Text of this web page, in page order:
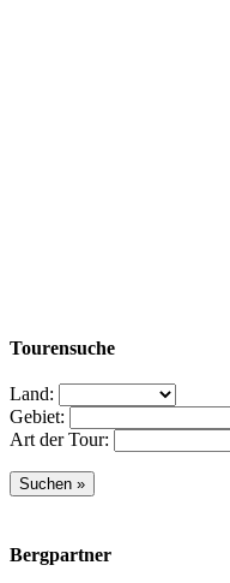
Tourensuche
Land:
Gebiet:
Art der Tour:
Bergpartner